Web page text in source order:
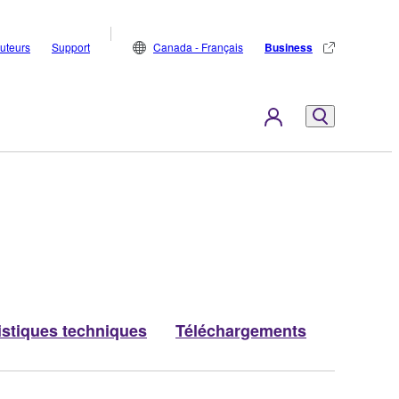
Support Canada - Français Business
techniques Téléchargements